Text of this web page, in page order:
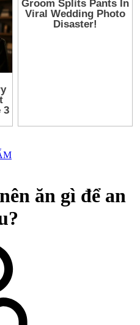
ăn gì để an